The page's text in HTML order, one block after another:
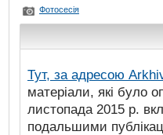
Фотосесія
Тут, за адресою
матеріали, які було
листопада 2015 р.
подальшими